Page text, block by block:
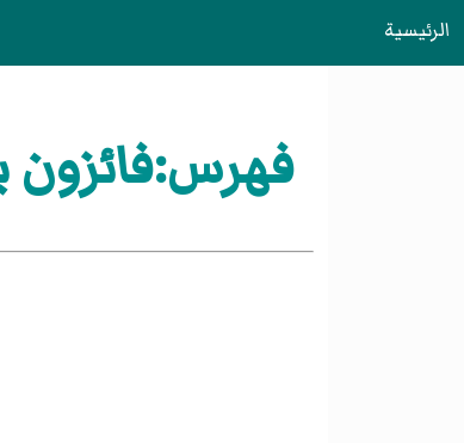
الرئيسية
فهرس:فائزون